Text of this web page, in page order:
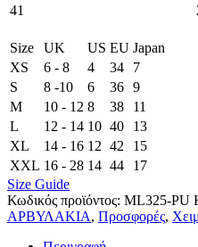
41
Size UK US EU Japan
XS
6 - 8 4 34
7
S
8 -10 6 36 9
M
10 - 12 8 38
11
L
12 - 14 10 40
13
XL
14 - 16 12 42
15
XXL 16 - 28 14 44
17
Size Guide
Κωδικός προϊόντος: ML325-PU
ΑΡΒΥΛΑΚΙΑ, Προσφορές,